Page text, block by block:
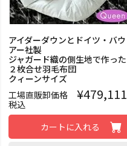
アイダーダウンとドイツ・バウ
アー社製
ジャガード織の側生地で作った
２枚合せ羽毛布団
クィーンサイズ
工場直販卸価格
¥479,111
税込
カートに入れる